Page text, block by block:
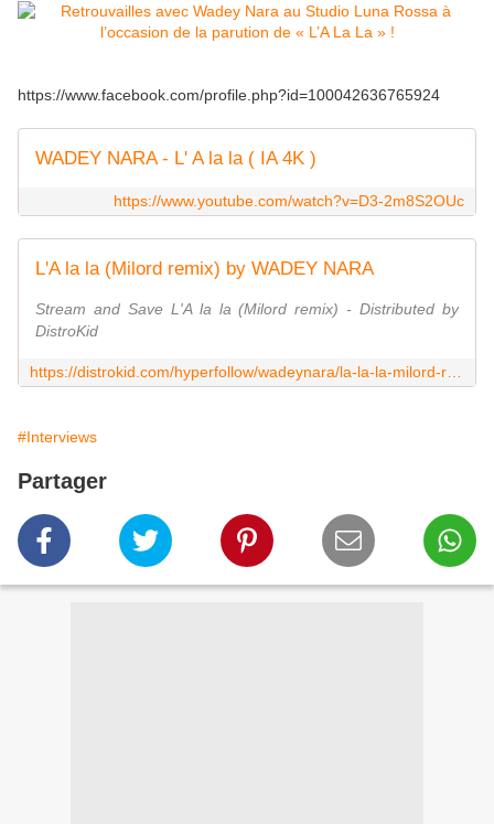
https://www.facebook.com/profile.php?id=100042636765924
WADEY NARA - L' A la la ( IA 4K )
https://www.youtube.com/watch?v=D3-2m8S2OUc
L'A la la (Milord remix) by WADEY NARA
Stream and Save L'A la la (Milord remix) - Distributed by
DistroKid
#Interviews
Partager